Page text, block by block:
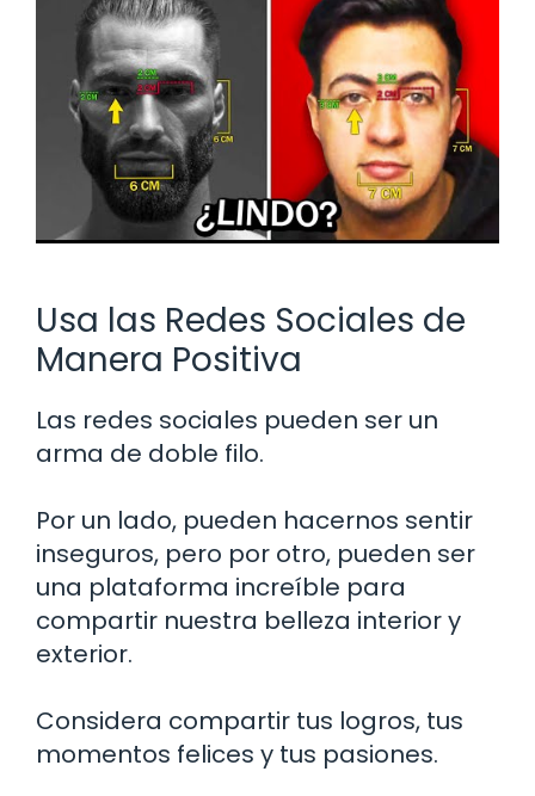
Usa las Redes Sociales de
Manera Positiva
Las redes sociales pueden ser un
arma de doble filo.
Por un lado, pueden hacernos sentir
inseguros, pero por otro, pueden ser
una plataforma increíble para
compartir nuestra belleza interior y
exterior.
Considera compartir tus logros, tus
momentos felices y tus pasiones.